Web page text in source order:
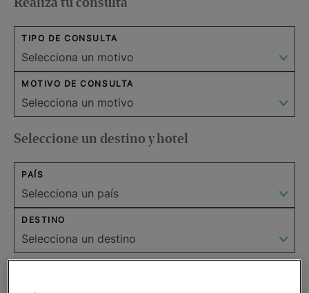
Realiza tu consulta
TIPO DE CONSULTA
MOTIVO DE CONSULTA
Seleccione un destino y hotel
PAÍS
DESTINO